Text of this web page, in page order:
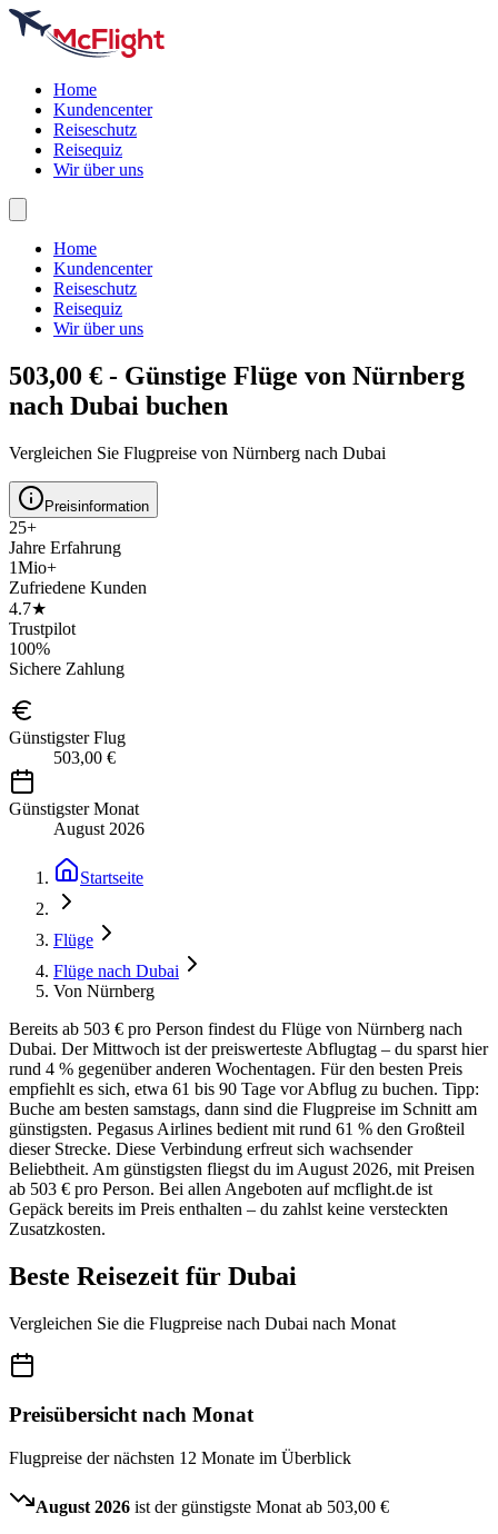
Home
Kundencenter
Reiseschutz
Reisequiz
Wir über uns
Home
Kundencenter
Reiseschutz
Reisequiz
Wir über uns
503,00 € - Günstige Flüge von Nürnberg
nach Dubai buchen
Vergleichen Sie Flugpreise von Nürnberg nach Dubai
Preisinformation
25+
Jahre Erfahrung
1Mio+
Zufriedene Kunden
4.7★
Trustpilot
100%
Sichere Zahlung
Günstigster Flug
503,00 €
Günstigster Monat
August 2026
Startseite
Flüge
Flüge nach Dubai
Von Nürnberg
Bereits ab 503 € pro Person findest du Flüge von Nürnberg nach
Dubai. Der Mittwoch ist der preiswerteste Abflugtag – du sparst hier
rund 4 % gegenüber anderen Wochentagen. Für den besten Preis
empfiehlt es sich, etwa 61 bis 90 Tage vor Abflug zu buchen. Tipp:
Buche am besten samstags, dann sind die Flugpreise im Schnitt am
günstigsten. Pegasus Airlines bedient mit rund 61 % den Großteil
dieser Strecke. Diese Verbindung erfreut sich wachsender
Beliebtheit. Am günstigsten fliegst du im August 2026, mit Preisen
ab 503 € pro Person. Bei allen Angeboten auf mcflight.de ist
Gepäck bereits im Preis enthalten – du zahlst keine versteckten
Zusatzkosten.
Beste Reisezeit für Dubai
Vergleichen Sie die Flugpreise nach Dubai nach Monat
Preisübersicht nach Monat
Flugpreise der nächsten 12 Monate im Überblick
August 2026 ist der günstigste Monat ab 503,00 €